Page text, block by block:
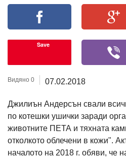
Save
Видяно 0 07.02.2018
Джилиън Андерсън свали
по котешки ушички заради
животните ПЕТА и тяхната
отколкото облечени в кожи".
началото на 2018 г. обяви, че